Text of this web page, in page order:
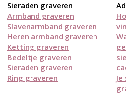
Sieraden graveren
Armband graveren
Slavenarmband graveren
Heren armband graveren
Ketting graveren
Bedeltje graveren
Sieraden graveren
Ring graveren